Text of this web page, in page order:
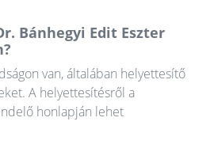
Bánhegyi Edit Eszter
van, általában helyettesítő
A helyettesítésről a
honlapján lehet